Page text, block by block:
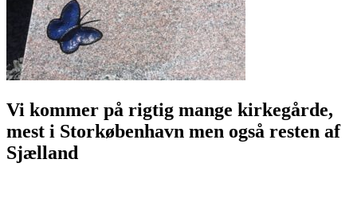
Vi kommer på rigtig mange kirkegårde,
mest i Storkøbenhavn men også resten af
Sjælland